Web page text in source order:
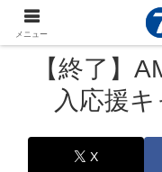
パソコンショップ
【終了】
入応援
X
メニュー